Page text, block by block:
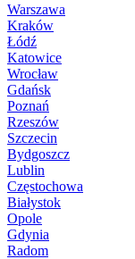
Warszawa
Kraków
Łódź
Katowice
Wrocław
Gdańsk
Poznań
Rzeszów
Szczecin
Bydgoszcz
Lublin
Częstochowa
Białystok
Opole
Gdynia
Radom